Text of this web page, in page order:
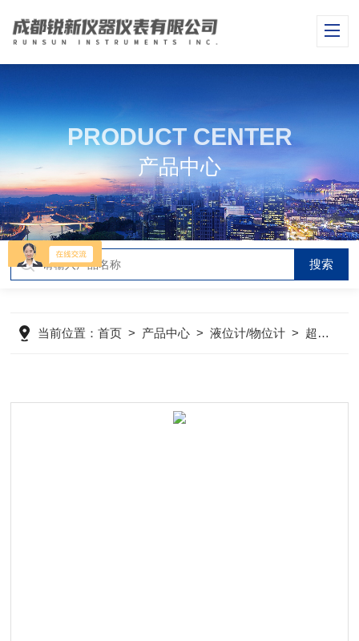
PRODUCT CENTER
产品中心
当前位置：首页 > 产品中心 >液位计/物位计 > 超声波液位计